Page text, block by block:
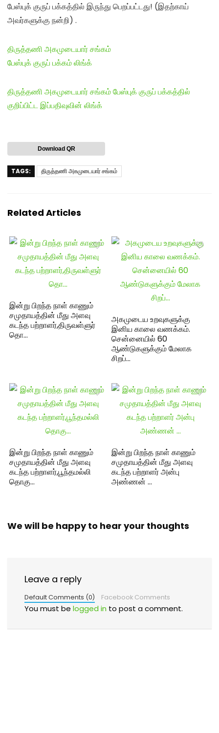
பேஸ்புக் குருப் பக்கத்தில் இருந்து பெறப்பட்டது! (இதற்காய்
அவர்களுக்கு நன்றி) .
திருத்தணி அகமுடையார் சங்கம்
பேஸ்புக் குருப் பக்கம் லிங்க்
திருத்தணி அகமுடையார் சங்கம் பேஸ்புக் குருப் பக்கத்தில்
குறிப்பிட்ட இப்பதிவுவின் லிங்க்
Download QR
TAGS: திருத்தணி அகமுடையார் சங்கம்
Related Articles
இன்று பிறந்த நாள் காணும்
சமுதாயத்தின் மீது அளவு
கடந்த பற்றாளர்,திருவள்ளுர்
தொ…
அகமுடைய உறவுகளுக்கு
இனிய காலை வணக்கம்.
சென்னையில் 60
ஆண்டுகளுக்கும் மேலாக
சிறப்…
இன்று பிறந்த நாள் காணும்
சமுதாயத்தின் மீது அளவு
கடந்த பற்றாளர்,பூந்தமல்லி
தொகு…
இன்று பிறந்த நாள் காணும்
சமுதாயத்தின் மீது அளவு
கடந்த பற்றாளர் அன்பு
அண்ணன் …
We will be happy to hear your thoughts
Leave a reply
Default Comments (0) Facebook Comments
You must be logged in to post a comment.